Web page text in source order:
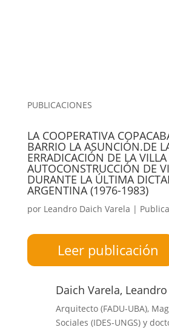
PUBLICACIONES
LA COOPERATIVA
BARRIO LA ASUNCIÓN.DE
ERRADICACIÓN DE LA
AUTOCONSTRUCCIÓN DE
DURANTE LA ÚLTIMA
ARGENTINA (1976-1983)
por Leandro Daich Varela |
Leer publicación
Daich Varela, Leandro
Arquitecto (FADU-UBA),
Sociales (IDES-UNGS) y